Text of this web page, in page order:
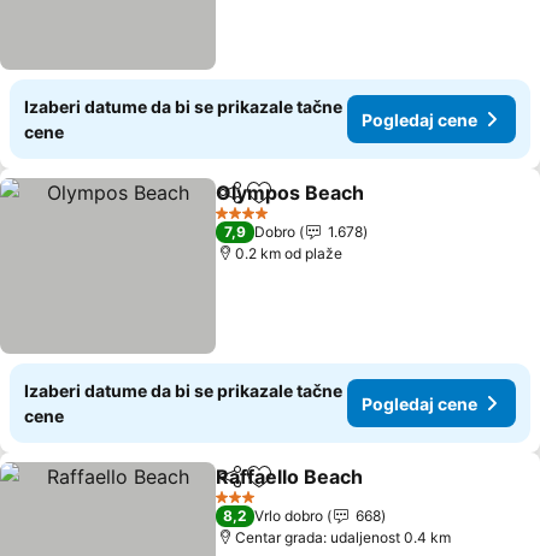
Izaberi datume da bi se prikazale tačne
cene
Pogledaj cene
Deli Dodati u favorite
Olympos Beach
4 Zvezdice
7,9 Dobro
1.678
0.2 km od plaže
Izaberi datume da bi se prikazale tačne
cene
Pogledaj cene
Deli Dodati u favorite
Raffaello Beach
3 Zvezdice
8,2 Vrlo dobro
668
Centar grada: udaljenost 0.4 km